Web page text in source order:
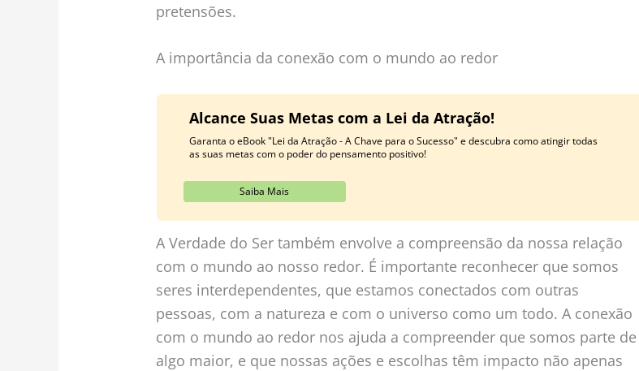
pretensões.
A importância da conexão com o mundo ao redor
Alcance Suas Metas com a Lei da Atração!
Garanta o eBook "Lei da Atração - A Chave para o Sucesso" e descubra como atingir todas
as suas metas com o poder do pensamento positivo!
Saiba Mais
A Verdade do Ser também envolve a compreensão da nossa relação
com o mundo ao nosso redor. É importante reconhecer que somos
seres interdependentes, que estamos conectados com outras
pessoas, com a natureza e com o universo como um todo. A conexão
com o mundo ao redor nos ajuda a compreender que somos parte de
algo maior, e que nossas ações e escolhas têm impacto não apenas